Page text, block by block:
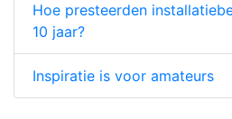
Hoe presteerden
10 jaar?
Inspiratie is voor amateurs